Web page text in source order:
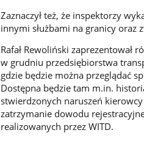
Zaznaczył też, że inspektorzy
innymi służbami na granicy oraz
Rafał Rewoliński
w grudniu przedsiębiorstwa
gdzie będzie można przeglądać
Dostępna będzie tam m.in.
stwierdzonych naruszeń
zatrzymanie dowodu
realizowanych przez WITD.